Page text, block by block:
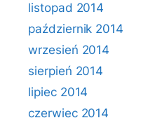
listopad 2014
październik 2014
wrzesień 2014
sierpień 2014
lipiec 2014
czerwiec 2014